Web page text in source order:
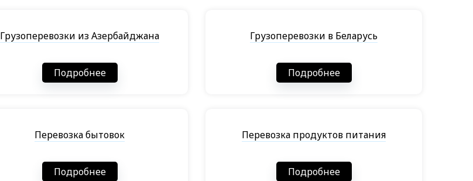
Грузоперевозки из Азербайджана
Подробнее
Грузоперевозки в Беларусь
Подробнее
Перевозка бытовок
Подробнее
Перевозка продуктов питания
Подробнее